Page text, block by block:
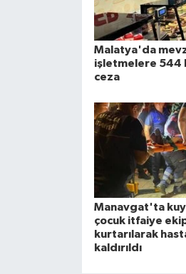
Malatya'da
işletmelere 544
ceza
Manavgat'ta
çocuk itfaiye
kurtarılarak
kaldırıldı